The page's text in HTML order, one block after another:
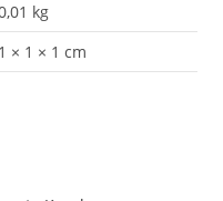
kg
1 × 1 × 1 cm